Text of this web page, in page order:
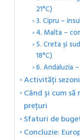
21°C)
3. Cipru –
4. Malta –
5. Creta și
18°C)
6. Andaluzia
Activități
Când și cum
prețuri
Sfaturi de
Concluzie: